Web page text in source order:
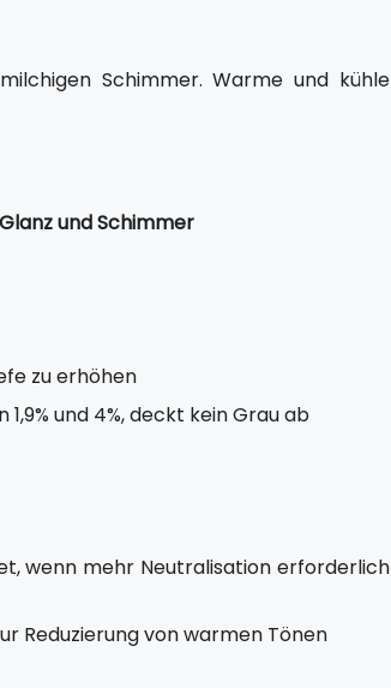
Schimmer. Warme und kühle
Glanz und Schimmer
zu erhöhen
und 4%, deckt kein Grau ab
wenn mehr Neutralisation erforderlich
Reduzierung von warmen Tönen